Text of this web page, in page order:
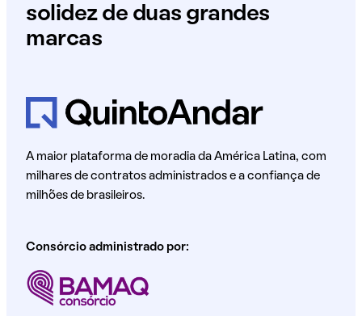
solidez de duas grandes
marcas
A maior plataforma de moradia da América Latina, com
milhares de contratos administrados e a confiança de
milhões de brasileiros.
Consórcio administrado por: